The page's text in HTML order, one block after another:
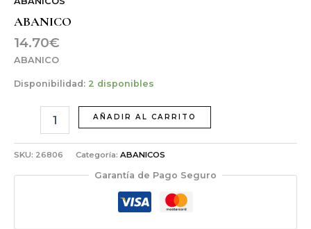
ABANICO
14.70€
ABANICO
Disponibilidad: 2 disponibles
AÑADIR AL CARRITO
SKU: 26806 Categoría: ABANICOS
Garantía de Pago Seguro